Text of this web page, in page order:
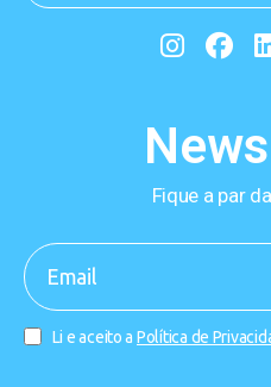
Fique a par
Li e aceito a Política de